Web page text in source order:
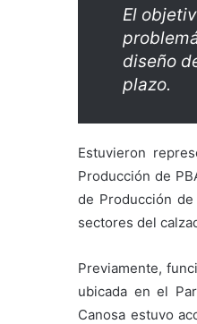
El
diseño
plazo.
Estuvieron
Producción de
de Producción
sectores del
Previamente,
ubicada en el
Canosa estuvo